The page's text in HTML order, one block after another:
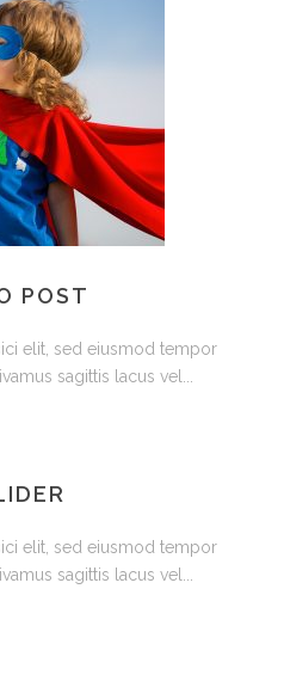
POST
elit, sed eiusmod tempor
sagittis lacus vel...
elit, sed eiusmod tempor
sagittis lacus vel...